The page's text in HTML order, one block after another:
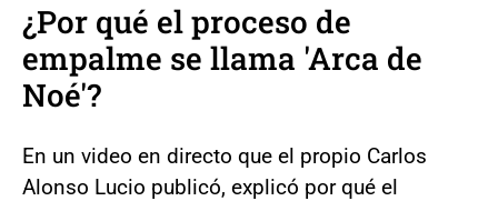
¿Por qué el proceso de
empalme se llama 'Arca de
Noé'?
En un video en directo que el propio Carlos
Alonso Lucio publicó, explicó por qué el